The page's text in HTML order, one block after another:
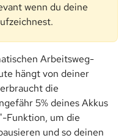
wenn du deine
Arbeitsweg-
hängt von deiner
die
5% deines Akkus
Funktion, um die
und so deinen